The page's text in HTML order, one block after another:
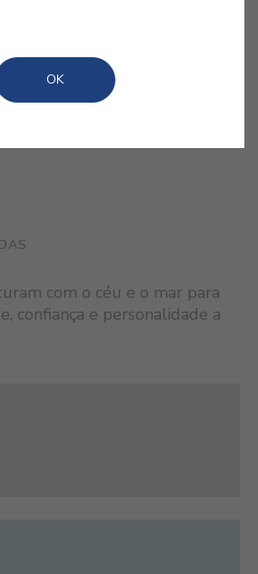
com o céu e o mar para
confiança e personalidade a
OK